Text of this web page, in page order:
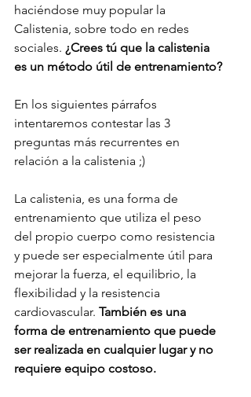
haciéndose muy popular la
Calistenia, sobre todo en redes
sociales. ¿Crees tú que la calistenia
es un método útil de entrenamiento?
En los siguientes párrafos
intentaremos contestar las 3
preguntas más recurrentes en
relación a la calistenia ;)
La calistenia, es una forma de
entrenamiento que utiliza el peso
del propio cuerpo como resistencia
y puede ser especialmente útil para
mejorar la fuerza, el equilibrio, la
flexibilidad y la resistencia
cardiovascular. También es una
forma de entrenamiento que puede
ser realizada en cualquier lugar y no
requiere equipo costoso.